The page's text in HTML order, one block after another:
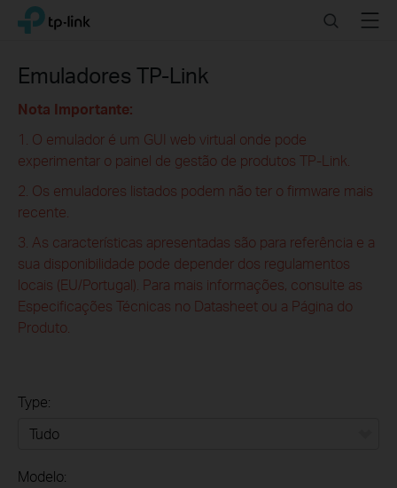
Click
navigation
TP-Link, Reliably Smart SearchMenu
Emuladores TP-Link
Nota Importante:
1. O emulador é um GUI web virtual onde pode
experimentar o painel de gestão de produtos TP-Link.
2. Os emuladores listados podem não ter o firmware mais
recente.
3. As características apresentadas são para referência e a
sua disponibilidade pode depender dos regulamentos
locais (EU/Portugal). Para mais informações, consulte as
Especificações Técnicas no Datasheet ou a Página do
Produto.
Type:
Modelo: